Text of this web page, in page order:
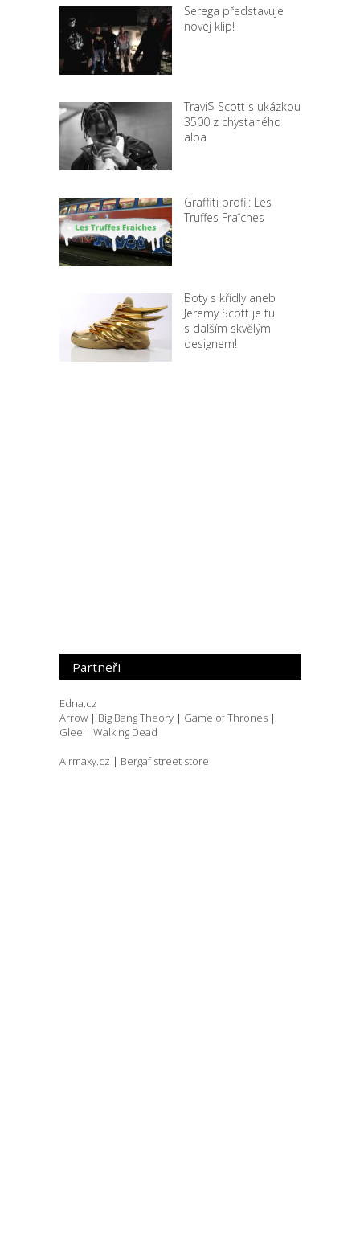
Serega představuje
novej klip!
Travi$ Scott s ukázkou
3500 z chystaného
alba
Graffiti profil: Les
Truffes Fraîches
Boty s křídly aneb
Jeremy Scott je tu
s dalším skvělým
designem!
Partneři
Edna.cz
Arrow | Big Bang Theory | Game of Thrones |
Glee | Walking Dead
Airmaxy.cz | Bergaf street store